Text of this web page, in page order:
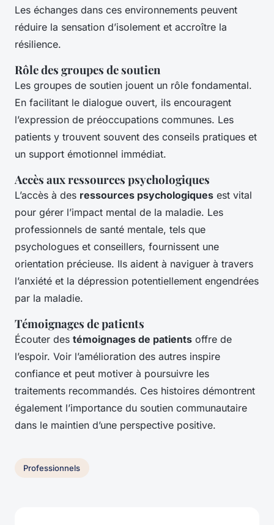
Les échanges dans ces environnements peuvent
réduire la sensation d’isolement et accroître la
résilience.
Rôle des groupes de soutien
Les groupes de soutien jouent un rôle fondamental.
En facilitant le dialogue ouvert, ils encouragent
l’expression de préoccupations communes. Les
patients y trouvent souvent des conseils pratiques et
un support émotionnel immédiat.
Accès aux ressources psychologiques
L’accès à des ressources psychologiques est vital
pour gérer l’impact mental de la maladie. Les
professionnels de santé mentale, tels que
psychologues et conseillers, fournissent une
orientation précieuse. Ils aident à naviguer à travers
l’anxiété et la dépression potentiellement engendrées
par la maladie.
Témoignages de patients
Écouter des témoignages de patients offre de
l’espoir. Voir l’amélioration des autres inspire
confiance et peut motiver à poursuivre les
traitements recommandés. Ces histoires démontrent
également l’importance du soutien communautaire
dans le maintien d’une perspective positive.
Professionnels